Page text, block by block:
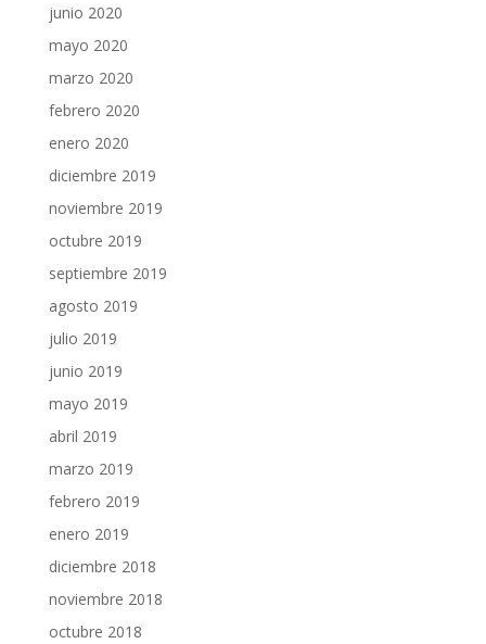
junio 2020
mayo 2020
marzo 2020
febrero 2020
enero 2020
diciembre 2019
noviembre 2019
octubre 2019
septiembre 2019
agosto 2019
julio 2019
junio 2019
mayo 2019
abril 2019
marzo 2019
febrero 2019
enero 2019
diciembre 2018
noviembre 2018
octubre 2018